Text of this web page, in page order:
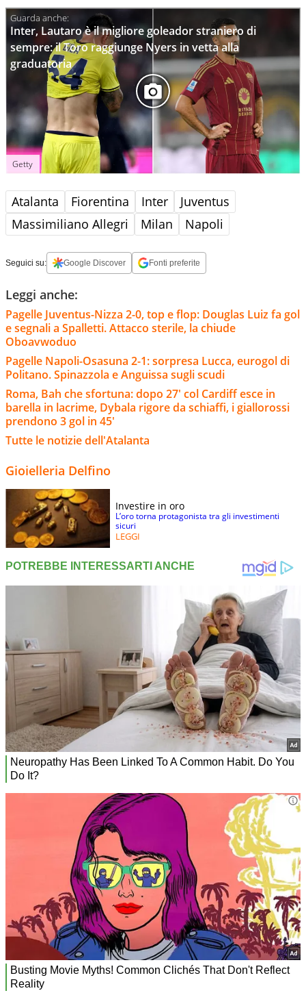
Inter, Lautaro è il migliore goleador straniero di
sempre: il Toro raggiunge Nyers in vetta alla
graduatoria
Getty
Atalanta Fiorentina Inter
Juventus
Massimiliano Allegri
Milan Napoli
Seguici su: Google Discover Fonti preferite
Leggi anche:
Pagelle Juventus-Nizza 2-0, top e flop: Douglas Luiz fa gol
e segnali a Spalletti. Attacco sterile, la chiude
Oboavwoduo
Pagelle Napoli-Osasuna 2-1: sorpresa Lucca, eurogol di
Politano. Spinazzola e Anguissa sugli scudi
Roma, Bah che sfortuna: dopo 27' col Cardiff esce in
barella in lacrime, Dybala rigore da schiaffi, i giallorossi
prendono 3 gol in 45'
Tutte le notizie dell'Atalanta
Gioielleria Delfino
Investire in oro
L’oro torna protagonista tra gli investimenti
sicuri
LEGGI